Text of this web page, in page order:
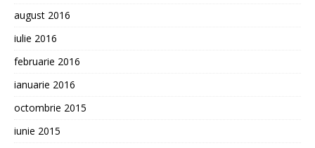
august 2016
iulie 2016
februarie 2016
ianuarie 2016
octombrie 2015
iunie 2015